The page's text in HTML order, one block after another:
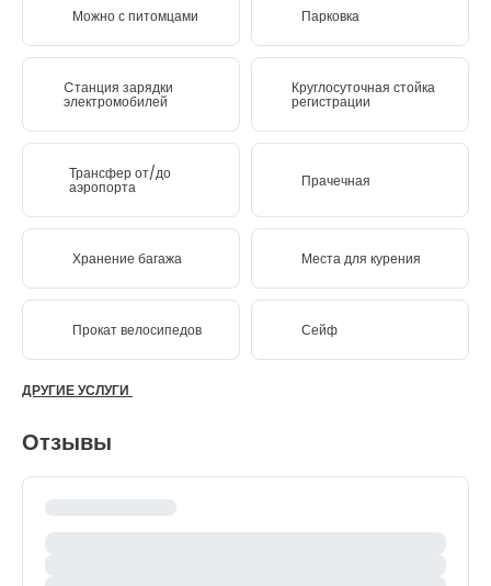
Можно с питомцами Парковка
Cтанция зарядки
электромобилей
Круглосуточная стойка
регистрации
Трансфер от/до
аэропорта Прачечная
Хранение багажа Места для курения
Прокат велосипедов Сейф
ДРУГИЕ УСЛУГИ
Отзывы